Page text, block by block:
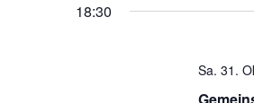
18:30
Sa. 31.